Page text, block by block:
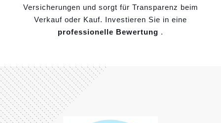
Versicherungen und sorgt für Transparenz beim
Verkauf oder Kauf. Investieren Sie in eine
professionelle Bewertung .